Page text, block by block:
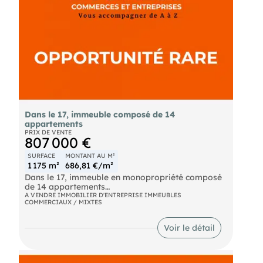
est exposé sont disponibles sur le site Géorisques :
georisques. gouv. fr.
Limitée - Réf.960370
Dans le 17, immeuble composé de 14
appartements
PRIX DE VENTE
807 000 €
SURFACE
1 175 m²
MONTANT AU M²
686,81 €/m²
Dans le 17, immeuble en monopropriété composé
de 14 appartements
11 appartements sont actuellement loués
Rendement actuel 7.80 % acte en main
Rendement futur avec les 14 lots loués 11 % acte
A VENDRE IMMOBILIER D'ENTREPRISE IMMEUBLES
COMMERCIAUX / MIXTES
Voir le détail